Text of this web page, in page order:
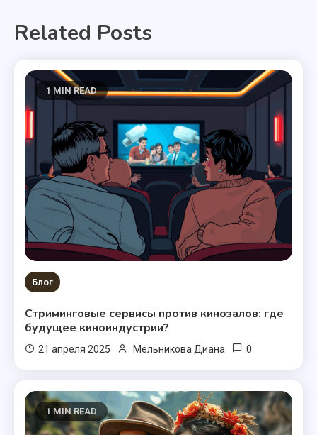
Related Posts
1 MIN READ
Блог
Стриминговые сервисы против кинозалов: где
будущее киноиндустрии?
21 апреля 2025 Мельникова Диана 0
1 MIN READ